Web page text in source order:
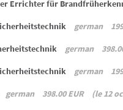
Errichter für
german
german
german
german 398.00 EUR le 12